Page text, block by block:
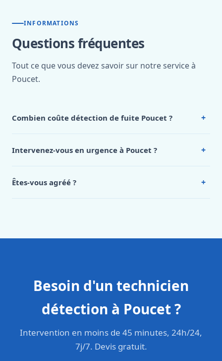
INFORMATIONS
Questions fréquentes
Tout ce que vous devez savoir sur notre service à
Poucet.
Combien coûte détection de fuite Poucet ? +
appelez le 0472 53 24 26.
Intervenez-vous en urgence à Poucet ? +
Êtes-vous agréé ? +
Besoin d'un technicien
détection à Poucet ?
Intervention en moins de 45 minutes, 24h/24,
7j/7. Devis gratuit.